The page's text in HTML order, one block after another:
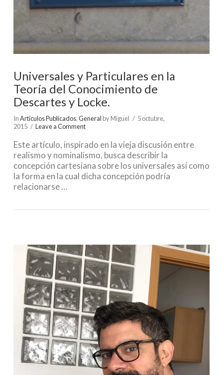
VIEW POST
Universales y Particulares en la
Teoría del Conocimiento de
Descartes y Locke.
InArtículos Publicados,General by Miguel
5 octubre,
2015
Leave a Comment
Este artículo, inspirado en la vieja discusión entre
realismo y nominalismo, busca describir la
concepción cartesiana sobre los universales así como
la forma en la cual dicha concepción podría
relacionarse …